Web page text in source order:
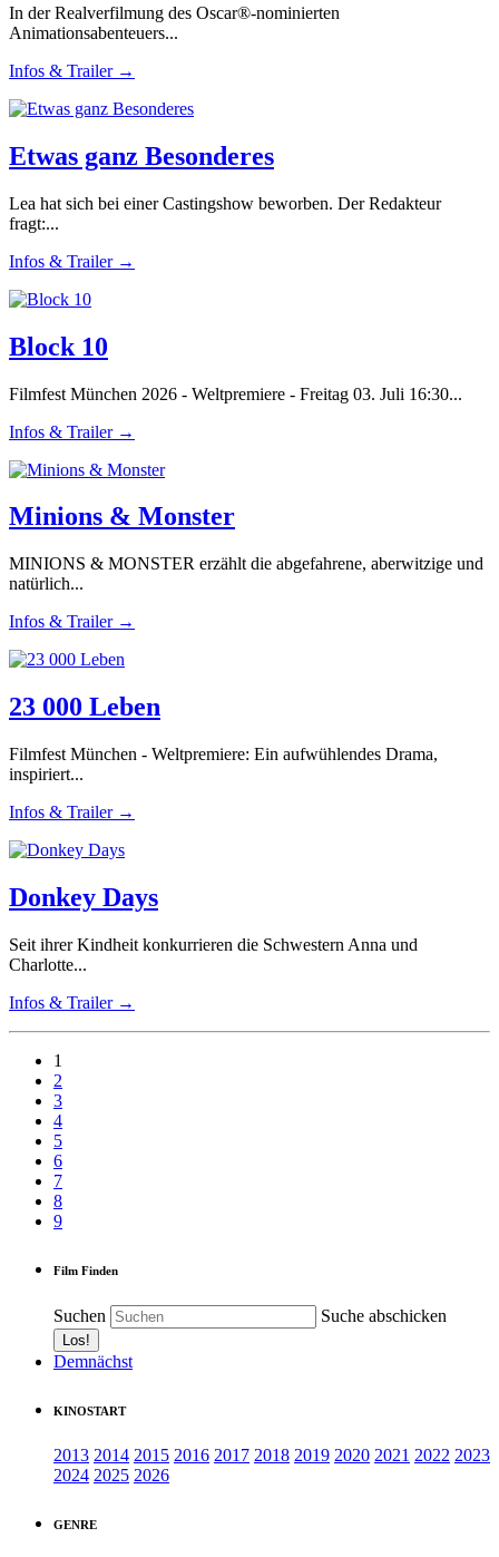
In der Realverfilmung des Oscar®-nominierten
Animationsabenteuers...
Infos & Trailer →
Etwas ganz Besonderes
Lea hat sich bei einer Castingshow beworben. Der Redakteur
fragt:...
Infos & Trailer →
Block 10
Filmfest München 2026 - Weltpremiere - Freitag 03. Juli 16:30...
Infos & Trailer →
Minions & Monster
MINIONS & MONSTER erzählt die abgefahrene, aberwitzige und
natürlich...
Infos & Trailer →
23 000 Leben
Filmfest München - Weltpremiere: Ein aufwühlendes Drama,
inspiriert...
Infos & Trailer →
Donkey Days
Seit ihrer Kindheit konkurrieren die Schwestern Anna und
Charlotte...
Infos & Trailer →
1
2
3
4
5
6
7
8
9
Film Finden
Suchen Suche abschicken
Demnächst
KINOSTART
2013 2014 2015 2016 2017 2018 2019 2020 2021 2022 2023
2024 2025 2026
GENRE